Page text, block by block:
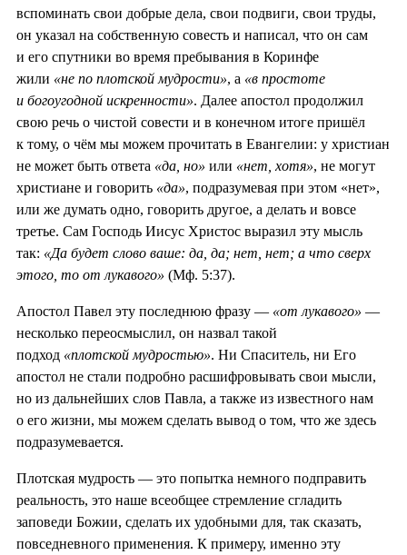
вспоминать свои добрые дела, свои подвиги, свои труды,
он указал на собственную совесть и написал, что он сам
и его спутники во время пребывания в Коринфе
жили «не по плотской мудрости», а «в простоте
и богоугодной искренности». Далее апостол продолжил
свою речь о чистой совести и в конечном итоге пришёл
к тому, о чём мы можем прочитать в Евангелии: у христиан
не может быть ответа «да, но» или «нет, хотя», не могут
христиане и говорить «да», подразумевая при этом «нет»,
или же думать одно, говорить другое, а делать и вовсе
третье. Сам Господь Иисус Христос выразил эту мысль
так: «Да будет слово ваше: да, да; нет, нет; а что сверх
этого, то от лукавого» (Мф. 5:37).
Апостол Павел эту последнюю фразу — «от лукавого» —
несколько переосмыслил, он назвал такой
подход «плотской мудростью». Ни Спаситель, ни Его
апостол не стали подробно расшифровывать свои мысли,
но из дальнейших слов Павла, а также из известного нам
о его жизни, мы можем сделать вывод о том, что же здесь
подразумевается.
Плотская мудрость — это попытка немного подправить
реальность, это наше всеобщее стремление сгладить
заповеди Божии, сделать их удобными для, так сказать,
повседневного применения. К примеру, именно эту